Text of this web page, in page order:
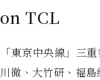
on TCL
「東京中央線」三
川徹、大竹研、福